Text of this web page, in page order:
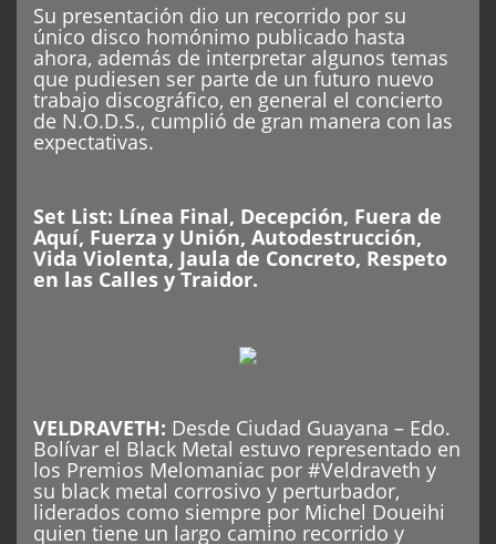
Su presentación dio un recorrido por su
único disco homónimo publicado hasta
ahora, además de interpretar algunos temas
que pudiesen ser parte de un futuro nuevo
trabajo discográfico, en general el concierto
de N.O.D.S., cumplió de gran manera con las
expectativas.
Set List: Línea Final, Decepción, Fuera de
Aquí, Fuerza y Unión, Autodestrucción,
Vida Violenta, Jaula de Concreto, Respeto
en las Calles y Traidor.
VELDRAVETH: Desde Ciudad Guayana – Edo.
Bolívar el Black Metal estuvo representado en
los Premios Melomaniac por #Veldraveth y
su black metal corrosivo y perturbador,
liderados como siempre por Michel Doueihi
quien tiene un largo camino recorrido y